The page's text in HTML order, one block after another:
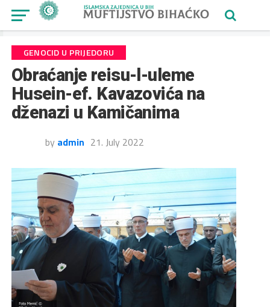
GENOCID U PRIJEDORU
Obraćanje reisu-l-uleme
Husein-ef. Kavazovića na
dženazi u Kamičanima
by admin 21. July 2022